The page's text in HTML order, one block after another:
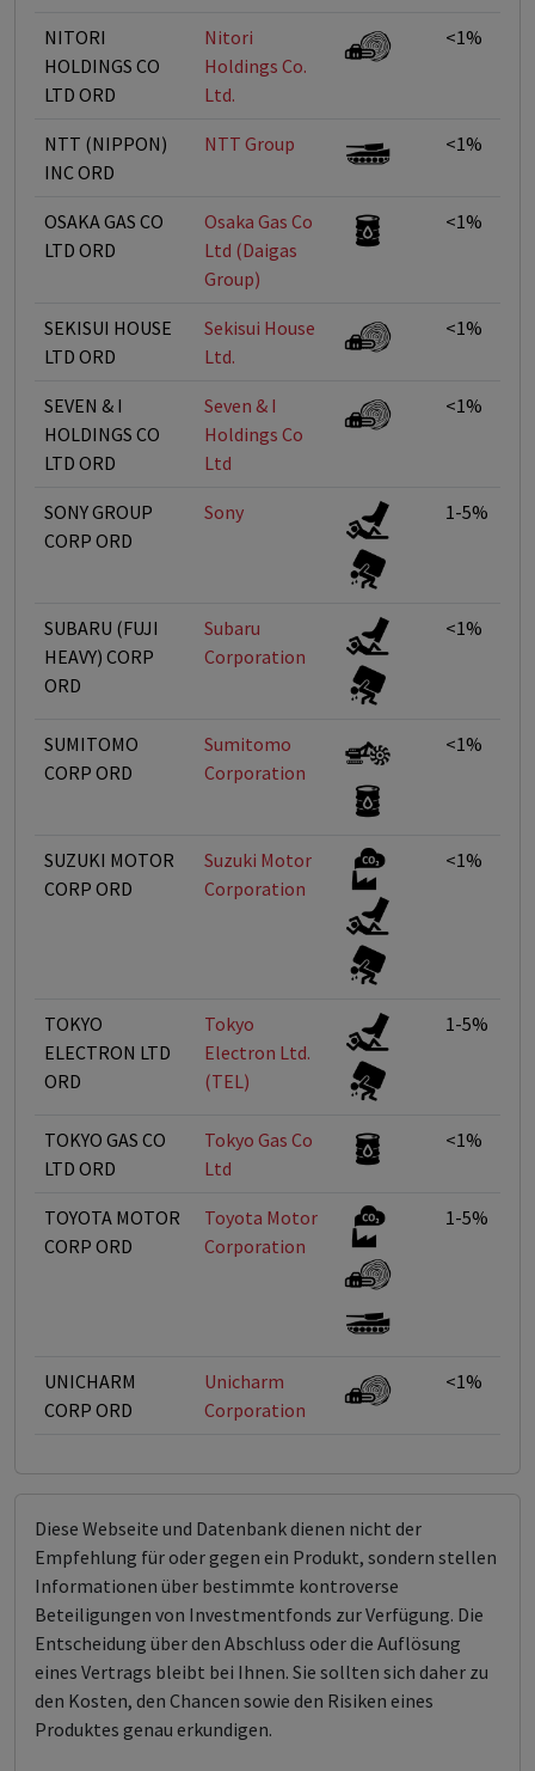
NITORI
HOLDINGS CO
LTD ORD
Nitori
Holdings Co.
Ltd.
<1%
NTT (NIPPON)
INC ORD
NTT Group <1%
OSAKA GAS CO
LTD ORD
Osaka Gas Co
Ltd (Daigas
Group)
<1%
SEKISUI HOUSE
LTD ORD
Sekisui House
Ltd.
<1%
SEVEN & I
HOLDINGS CO
LTD ORD
Seven & I
Holdings Co
Ltd
<1%
SONY GROUP
CORP ORD
Sony 1-5%
SUBARU (FUJI
HEAVY) CORP
ORD
Subaru
Corporation
<1%
SUMITOMO
CORP ORD
Sumitomo
Corporation
<1%
SUZUKI MOTOR
CORP ORD
Suzuki Motor
Corporation
<1%
TOKYO
ELECTRON LTD
ORD
Tokyo
Electron Ltd.
(TEL)
1-5%
TOKYO GAS CO
LTD ORD
Tokyo Gas Co
Ltd
<1%
TOYOTA MOTOR
CORP ORD
Toyota Motor
Corporation
1-5%
UNICHARM
CORP ORD
Unicharm
Corporation
<1%
Diese Webseite und Datenbank dienen nicht der
Empfehlung für oder gegen ein Produkt, sondern stellen
Informationen über bestimmte kontroverse
Beteiligungen von Investmentfonds zur Verfügung. Die
Entscheidung über den Abschluss oder die Auflösung
eines Vertrags bleibt bei Ihnen. Sie sollten sich daher zu
den Kosten, den Chancen sowie den Risiken eines
Produktes genau erkundigen.